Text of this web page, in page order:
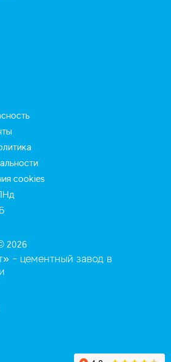
cookies
2026
- цементный завод в